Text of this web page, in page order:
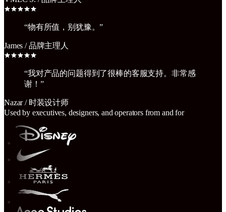
“物有所值，别犹豫。”
James /品牌主理人
“我对产品的问题得到了很棒的客服支持。非常感
谢！ ”
Nazar/ 时装设计师
Used by executives, designers, and operators from and for